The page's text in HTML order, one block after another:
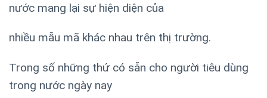
nước mang lại sự hiện diện của
nhiều mẫu mã khác nhau trên thị trường.
Trong số những thứ có sẵn cho người tiêu dùng
trong nước ngày nay